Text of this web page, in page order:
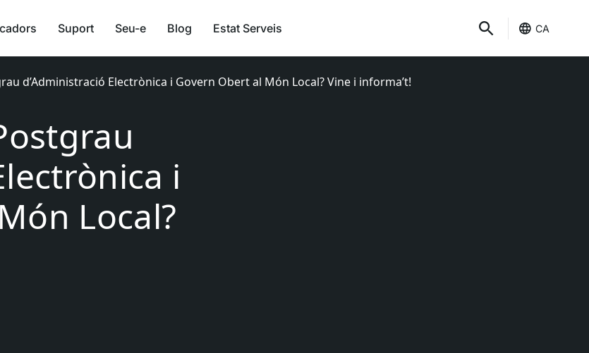
Suport Seu-e Blog Estat Serveis CA
d’Administració Electrònica i Govern Obert al Món Local? Vine i informa’t!
i
Local?